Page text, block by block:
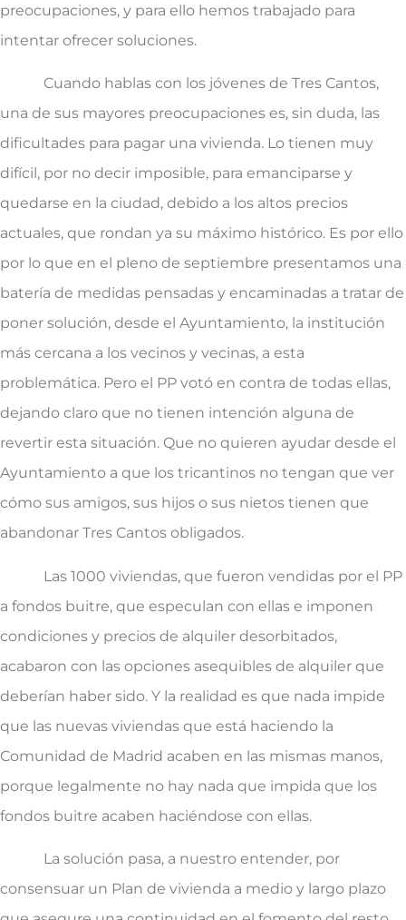
preocupaciones, y para ello hemos trabajado para
intentar ofrecer soluciones.
Cuando hablas con los jóvenes de Tres Cantos,
una de sus mayores preocupaciones es, sin duda, las
dificultades para pagar una vivienda. Lo tienen muy
difícil, por no decir imposible, para emanciparse y
quedarse en la ciudad, debido a los altos precios
actuales, que rondan ya su máximo histórico. Es por ello
por lo que en el pleno de septiembre presentamos una
batería de medidas pensadas y encaminadas a tratar de
poner solución, desde el Ayuntamiento, la institución
más cercana a los vecinos y vecinas, a esta
problemática. Pero el PP votó en contra de todas ellas,
dejando claro que no tienen intención alguna de
revertir esta situación. Que no quieren ayudar desde el
Ayuntamiento a que los tricantinos no tengan que ver
cómo sus amigos, sus hijos o sus nietos tienen que
abandonar Tres Cantos obligados.
Las 1000 viviendas, que fueron vendidas por el PP
a fondos buitre, que especulan con ellas e imponen
condiciones y precios de alquiler desorbitados,
acabaron con las opciones asequibles de alquiler que
deberían haber sido. Y la realidad es que nada impide
que las nuevas viviendas que está haciendo la
Comunidad de Madrid acaben en las mismas manos,
porque legalmente no hay nada que impida que los
fondos buitre acaben haciéndose con ellas.
La solución pasa, a nuestro entender, por
consensuar un Plan de vivienda a medio y largo plazo